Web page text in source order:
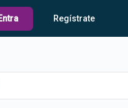
Regístrate